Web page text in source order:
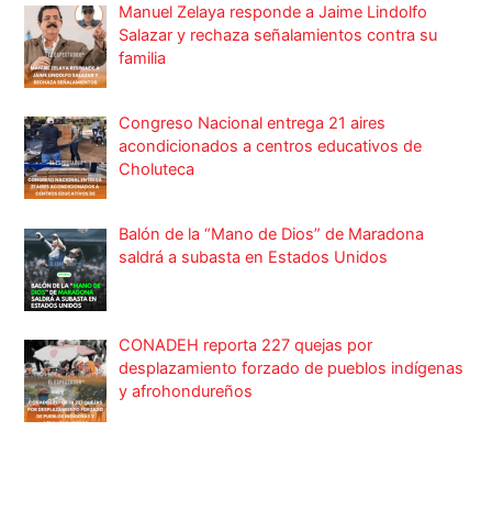
Manuel Zelaya responde a Jaime Lindolfo
Salazar y rechaza señalamientos contra su
familia
Congreso Nacional entrega 21 aires
acondicionados a centros educativos de
Choluteca
Balón de la “Mano de Dios” de Maradona
saldrá a subasta en Estados Unidos
CONADEH reporta 227 quejas por
desplazamiento forzado de pueblos indígenas
y afrohondureños